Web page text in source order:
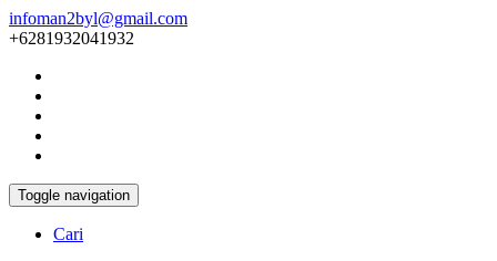
infoman2byl@gmail.com
+6281932041932
Toggle navigation
Cari